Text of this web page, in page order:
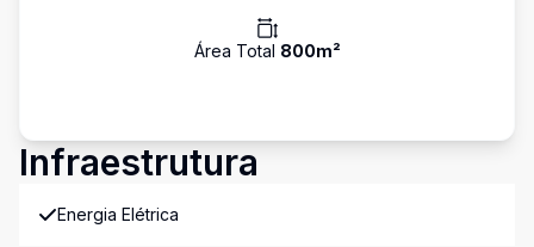
Área Total 800m²
Infraestrutura
Energia Elétrica